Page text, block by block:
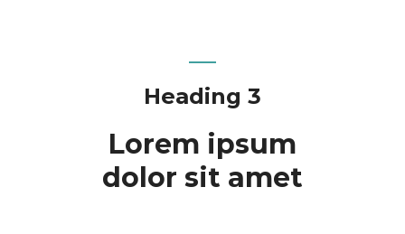
Heading 3
Lorem ipsum
dolor sit amet